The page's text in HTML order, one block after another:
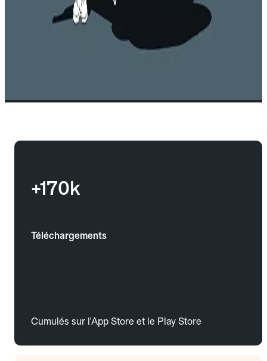
+170k
Téléchargements
Cumulés sur l'App Store et le Play Store